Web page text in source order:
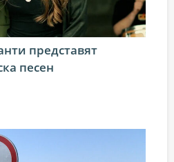
представят
песен